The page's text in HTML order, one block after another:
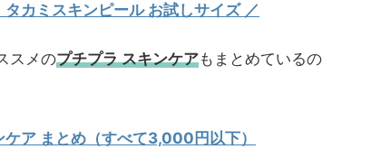
カミスキンピール お試しサイズ／
スメのプチプラ スキンケアもまとめているの
ア まとめ（すべて3,000円以下）